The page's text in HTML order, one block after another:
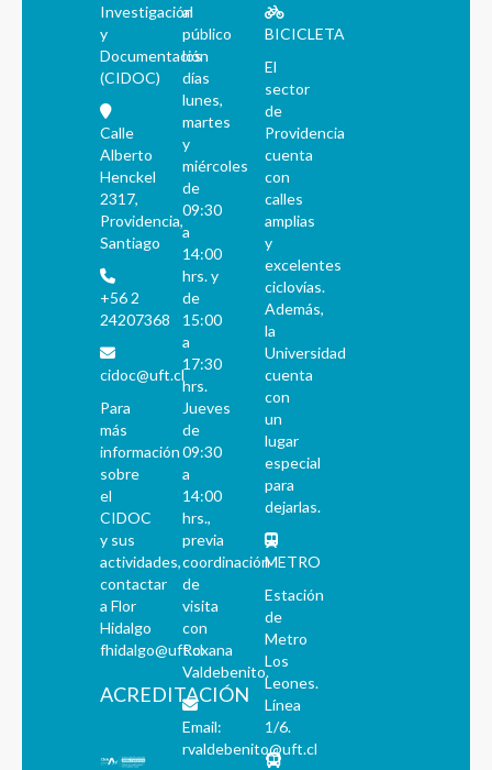
Investigación
y
Documentación
(CIDOC)
Calle
Alberto
Henckel
2317,
Providencia,
Santiago
+56 2
24207368
cidoc@uft.cl
Para
más
información
sobre
el
CIDOC
y sus
actividades,
contactar
a Flor
Hidalgo
fhidalgo@uft.cl
ACREDITACIÓN
al
público
los
días
lunes,
martes
y
miércoles
de
09:30
a
14:00
hrs. y
de
15:00
a
17:30
hrs.
Jueves
de
09:30
a
14:00
hrs.,
previa
coordinación
de
visita
con
Roxana
Valdebenito.
Email:
rvaldebenito@uft.cl
BICICLETA
El
sector
de
Providencia
cuenta
con
calles
amplias
y
excelentes
ciclovías.
Además,
la
Universidad
cuenta
con
un
lugar
especial
para
dejarlas.
METRO
Estación
de
Metro
Los
Leones.
Línea
1/6.